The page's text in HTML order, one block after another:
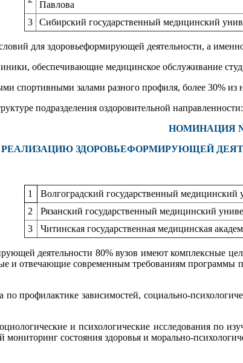
Павлова
3 Сибирский государственный медицинский
для здоровьеформирующей деятельности, а
обеспечивающие медицинское обслуживание
спортивными залами разного профиля, более 30%
подразделения оздоровительной
НОМИНАЦИЯ
ЗДОРОВЬЕФОРМИРУЮЩЕЙ
1 Волгоградский государственный медицинский
2
Рязанский государственный медицинский
3
Читинская государственная медицинская
деятельности 80% вузов имеют комплексные
и отвечающие современным требованиям
по профилактике зависимостей, социально-
и психологические исследования по
состояния здоровья и морально-